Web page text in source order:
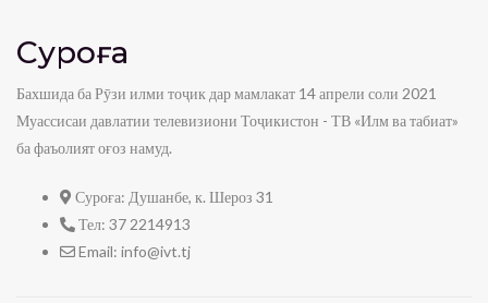
Суроға
Бахшида ба Рӯзи илми тоҷик дар мамлакат 14 апрели соли 2021
Муассисаи давлатии телевизиони Тоҷикистон - ТВ «Илм ва табиат»
ба фаъолият оғоз намуд.
Суроға: Душанбе, к. Шероз 31
Тел: 37 2214913
Email: info@ivt.tj